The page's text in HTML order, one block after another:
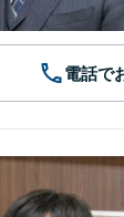
電話で